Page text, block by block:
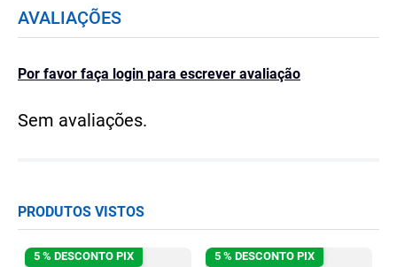
AVALIAÇÕES
Por favor faça login para escrever avaliação
Sem avaliações.
PRODUTOS VISTOS
5 % DESCONTO PIX 5 % DESCONTO PIX